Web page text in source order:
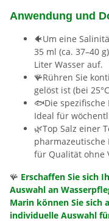
Anwendung und
🐠Um eine
35 ml (ca. 37–40
Liter Wasser auf.
🪸Rühren Sie
gelöst ist (bei
🐟Die spezifische
Ideal für
🌿Top Salz einer
pharmazeutische
für Qualität ohne
🪸 Erschaffen Sie sich
Auswahl an
Marin können Sie sich
individuelle Auswahl